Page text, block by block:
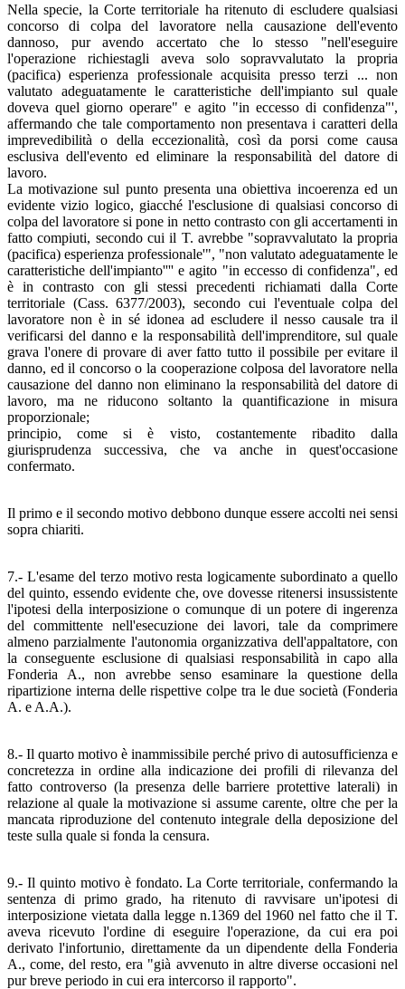
Nella specie, la Corte territoriale ha ritenuto di escludere qualsiasi
concorso di colpa del lavoratore nella causazione dell'evento
dannoso, pur avendo accertato che lo stesso "nell'eseguire
l'operazione richiestagli aveva solo sopravvalutato la propria
(pacifica) esperienza professionale acquisita presso terzi ... non
valutato adeguatamente le caratteristiche dell'impianto sul quale
doveva quel giorno operare" e agito "in eccesso di confidenza"',
affermando che tale comportamento non presentava i caratteri della
imprevedibilità o della eccezionalità, così da porsi come causa
esclusiva dell'evento ed eliminare la responsabilità del datore di
lavoro.
La motivazione sul punto presenta una obiettiva incoerenza ed un
evidente vizio logico, giacché l'esclusione di qualsiasi concorso di
colpa del lavoratore si pone in netto contrasto con gli accertamenti in
fatto compiuti, secondo cui il T. avrebbe "sopravvalutato la propria
(pacifica) esperienza professionale'", "non valutato adeguatamente le
caratteristiche dell'impianto'''' e agito "in eccesso di confidenza", ed
è in contrasto con gli stessi precedenti richiamati dalla Corte
territoriale (Cass. 6377/2003), secondo cui l'eventuale colpa del
lavoratore non è in sé idonea ad escludere il nesso causale tra il
verificarsi del danno e la responsabilità dell'imprenditore, sul quale
grava l'onere di provare di aver fatto tutto il possibile per evitare il
danno, ed il concorso o la cooperazione colposa del lavoratore nella
causazione del danno non eliminano la responsabilità del datore di
lavoro, ma ne riducono soltanto la quantificazione in misura
proporzionale;
principio, come si è visto, costantemente ribadito dalla
giurisprudenza successiva, che va anche in quest'occasione
confermato.
Il primo e il secondo motivo debbono dunque essere accolti nei sensi
sopra chiariti.
7.- L'esame del terzo motivo resta logicamente subordinato a quello
del quinto, essendo evidente che, ove dovesse ritenersi insussistente
l'ipotesi della interposizione o comunque di un potere di ingerenza
del committente nell'esecuzione dei lavori, tale da comprimere
almeno parzialmente l'autonomia organizzativa dell'appaltatore, con
la conseguente esclusione di qualsiasi responsabilità in capo alla
Fonderia A., non avrebbe senso esaminare la questione della
ripartizione interna delle rispettive colpe tra le due società (Fonderia
A. e A.A.).
8.- Il quarto motivo è inammissibile perché privo di autosufficienza e
concretezza in ordine alla indicazione dei profili di rilevanza del
fatto controverso (la presenza delle barriere protettive laterali) in
relazione al quale la motivazione si assume carente, oltre che per la
mancata riproduzione del contenuto integrale della deposizione del
teste sulla quale si fonda la censura.
9.- Il quinto motivo è fondato. La Corte territoriale, confermando la
sentenza di primo grado, ha ritenuto di ravvisare un'ipotesi di
interposizione vietata dalla legge n.1369 del 1960 nel fatto che il T.
aveva ricevuto l'ordine di eseguire l'operazione, da cui era poi
derivato l'infortunio, direttamente da un dipendente della Fonderia
A., come, del resto, era "già avvenuto in altre diverse occasioni nel
pur breve periodo in cui era intercorso il rapporto".